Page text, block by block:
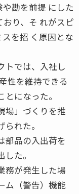
勘を前提 にした
り、そ れがスピ
を招 く原因とな
トでは、入社し
性を維持できる
になった。
場」づくりを推
れた。
部品の入出荷を
た。
務が発生した場
ム（警告）機能